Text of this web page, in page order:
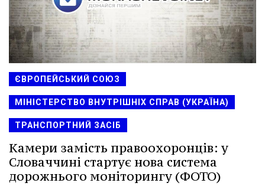
ЄВРОПЕЙСЬКИЙ СОЮЗ
МІНІСТЕРСТВО ВНУТРІШНІХ СПРАВ (УКРАЇНА)
ТРАНСПОРТНИЙ ЗАСІБ
Камери замість правоохоронців: у
Словаччині стартує нова система
дорожнього моніторингу (ФОТО)